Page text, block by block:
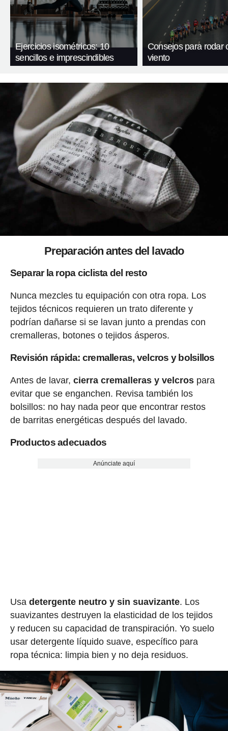
Ejercicios isométricos: 10
sencillos e imprescindibles
Consejos para rodar
viento
Preparación antes del lavado
Separar la ropa ciclista del resto
Nunca mezcles tu equipación con otra ropa. Los
tejidos técnicos requieren un trato diferente y
podrían dañarse si se lavan junto a prendas con
cremalleras, botones o tejidos ásperos.
Revisión rápida: cremalleras, velcros y bolsillos
Antes de lavar, cierra cremalleras y velcrospara
evitar que se enganchen. Revisa también los
bolsillos: no hay nada peor que encontrar restos
de barritas energéticas después del lavado.
Productos adecuados
Anúnciate aquí
Usa detergente neutro y sin suavizante. Los
suavizantes destruyen la elasticidad de los tejidos
y reducen su capacidad de transpiración. Yo suelo
usar detergente líquido suave, específico para
ropa técnica: limpia bien y no deja residuos.